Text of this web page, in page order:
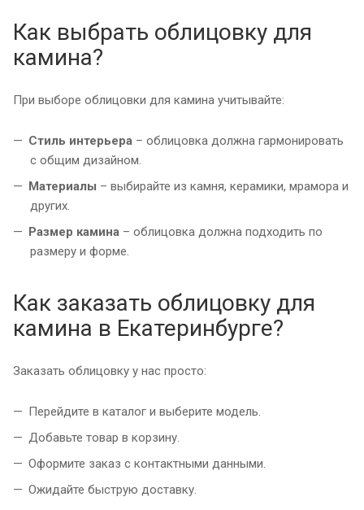
Как выбрать облицовку для
камина?
При выборе облицовки для камина учитывайте:
Стиль интерьера – облицовка должна гармонировать
с общим дизайном.
Материалы – выбирайте из камня, керамики, мрамора и
других.
Размер камина – облицовка должна подходить по
размеру и форме.
Как заказать облицовку для
камина в Екатеринбурге?
Заказать облицовку у нас просто:
Перейдите в каталог и выберите модель.
Добавьте товар в корзину.
Оформите заказ с контактными данными.
Ожидайте быструю доставку.